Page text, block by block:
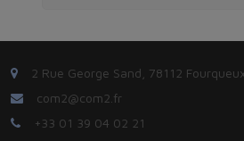
2 Rue George Sand, 78112 Fourqueux
com2@com2.fr
+33 01 39 04 02 21